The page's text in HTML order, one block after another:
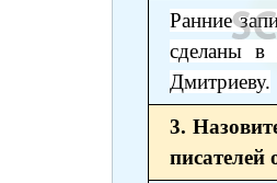
Ранние
сделаны
Дмитриеву.
3.
писателей